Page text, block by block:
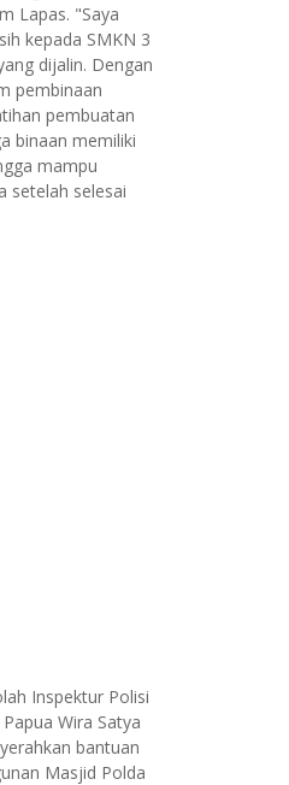
Lapas. "Saya
kepada SMKN 3
dijalin. Dengan
pembinaan
pembuatan
binaan memiliki
mampu
setelah selesai
Inspektur Polisi
Wira Satya
bantuan
Masjid Polda